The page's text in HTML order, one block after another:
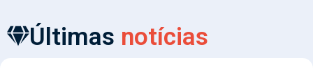
Últimas notícias